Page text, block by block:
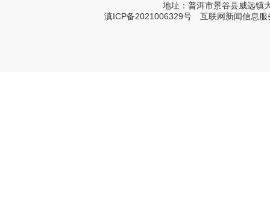
地址：普洱市景谷县威远
滇ICP备2021006329号 互联网新闻信息服